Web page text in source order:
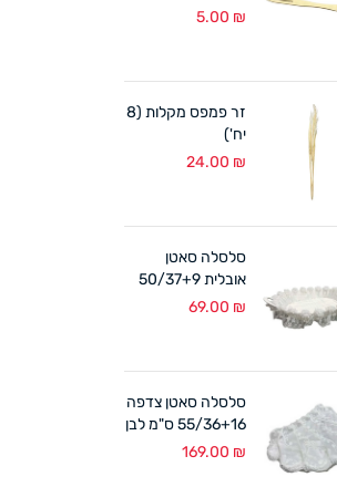
5.00 ₪
זר פמפס מקלות (8
יח')
24.00 ₪
סלסלה סאטן
אובלית 50/37+9
ס"מ לבן
69.00 ₪
סלסלה סאטן צדפה
55/36+16 ס"מ לבן
169.00 ₪